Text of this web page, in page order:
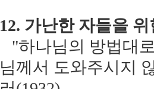
12. 가난한 자들을
"하나님의 방법대
님께서 도와주시지